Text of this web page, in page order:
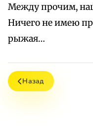
Между прочим,
Ничего не имею
рыжая…
Назад